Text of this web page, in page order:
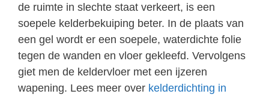
de ruimte in slechte staat verkeert, is een
soepele kelderbekuiping beter. In de plaats van
een gel wordt er een soepele, waterdichte folie
tegen de wanden en vloer gekleefd. Vervolgens
giet men de keldervloer met een ijzeren
wapening. Lees meer over kelderdichting in